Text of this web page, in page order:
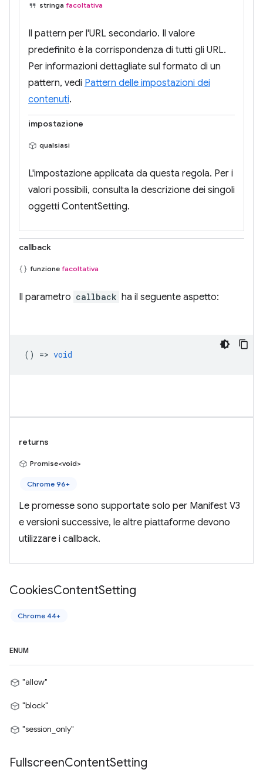
stringa facoltativa
Il pattern per l'URL secondario. Il valore
predefinito è la corrispondenza di tutti gli URL.
Per informazioni dettagliate sul formato di un
pattern, vedi Pattern delle impostazioni dei
contenuti.
impostazione
qualsiasi
L'impostazione applicata da questa regola. Per i
valori possibili, consulta la descrizione dei singoli
oggetti ContentSetting.
callback
funzione facoltativa
Il parametro callback ha il seguente aspetto:
() => void
returns
Promise<void>
Chrome 96+
Le promesse sono supportate solo per Manifest V3
e versioni successive, le altre piattaforme devono
utilizzare i callback.
CookiesContentSetting
Chrome 44+
ENUM
"allow"
"block"
"session_only"
FullscreenContentSetting